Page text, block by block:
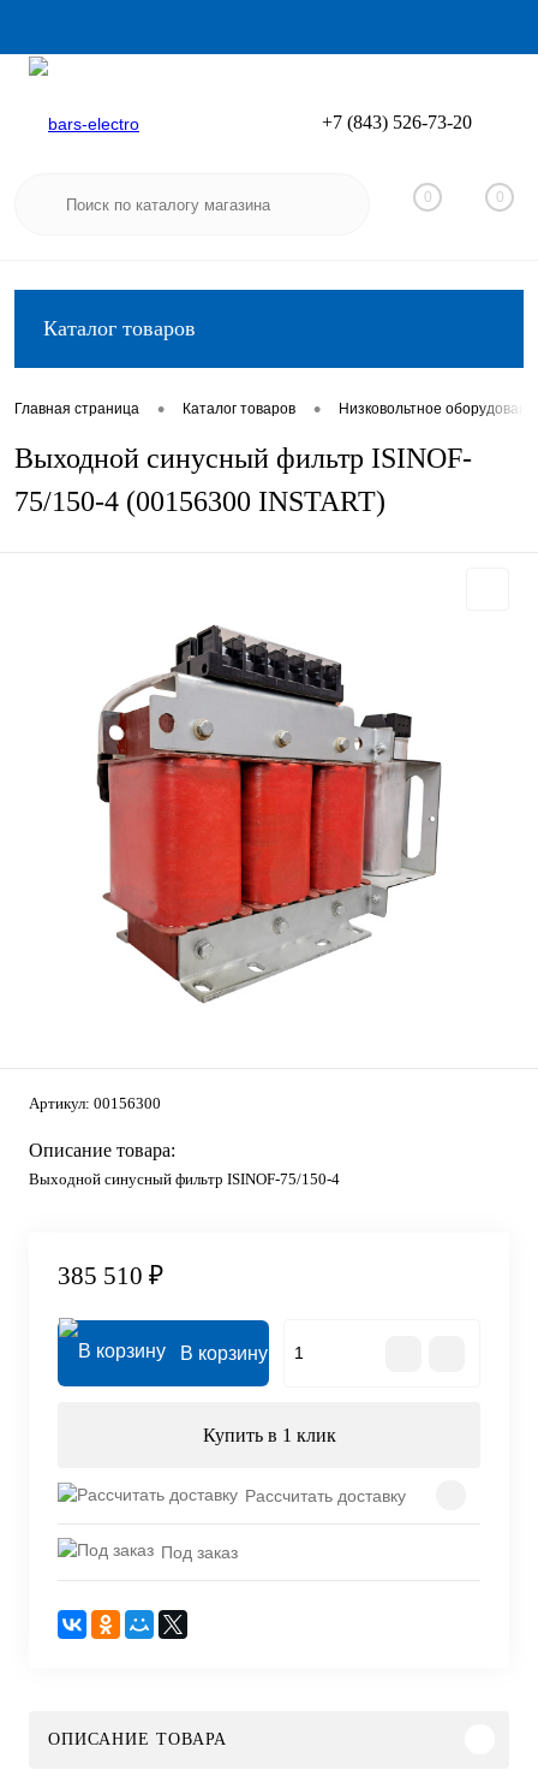
Вход
+7 (843) 526-73-20
0 0
Каталог товаров
Главная страница • Каталог товаров • Низковольтное
Выходной синусный фильтр ISINOF-
75/150-4 (00156300 INSTART)
Артикул: 00156300
Описание товара:
Выходной синусный фильтр ISINOF-75/150-4
385 510 ₽
В корзину
Купить в 1 клик
Рассчитать доставку
Под заказ
ОПИСАНИЕ ТОВАРА